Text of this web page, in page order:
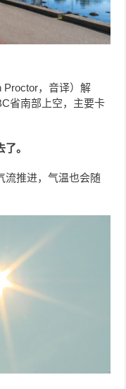
Proctor，音译）解
省南部上空，主要卡
。
流推进，气温也会随